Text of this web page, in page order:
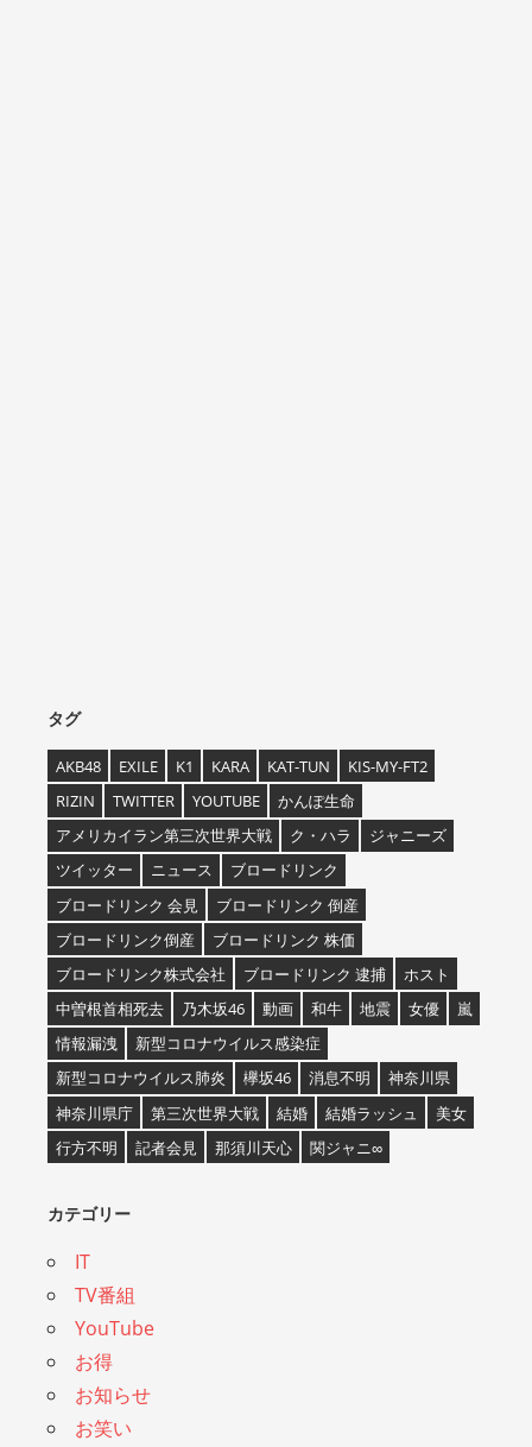
タグ
AKB48 EXILE K1 KARA KAT-TUN
KIS-MY-FT2
RIZIN
TWITTER YOUTUBE
かんぽ生命
アメリカイラン第三次世界大戦
ク・ハラ
ジャニーズ
ツイッター
ニュース
ブロードリンク
ブロードリンク 会見
ブロードリンク 倒産
ブロードリンク倒産
ブロードリンク 株価
ブロードリンク株式会社
ブロードリンク 逮捕
ホスト
中曽根首相死去
乃木坂46 動画 和牛 地震 女優
嵐
情報漏洩
新型コロナウイルス感染症
新型コロナウイルス肺炎
欅坂46 消息不明
神奈川県
神奈川県庁
第三次世界大戦 結婚 結婚ラッシュ
美女
行方不明
記者会見 那須川天心 関ジャニ∞
カテゴリー
IT
TV番組
YouTube
お得
お知らせ
お笑い